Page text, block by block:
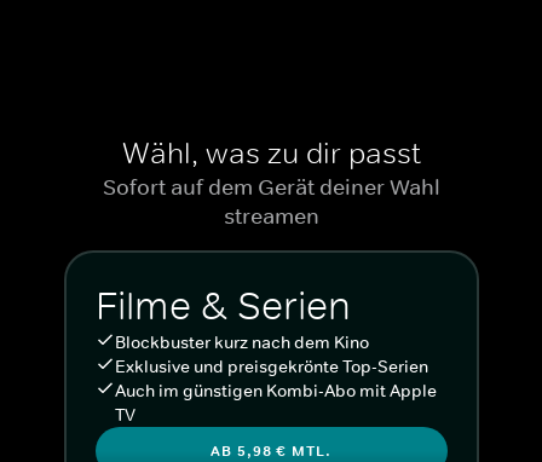
Wähl, was zu dir passt
Sofort auf dem Gerät deiner Wahl
streamen
Filme & Serien
Blockbuster kurz nach dem Kino
Exklusive und preisgekrönte Top-Serien
Auch im günstigen Kombi-Abo mit Apple
TV
AB 5,98 € MTL.